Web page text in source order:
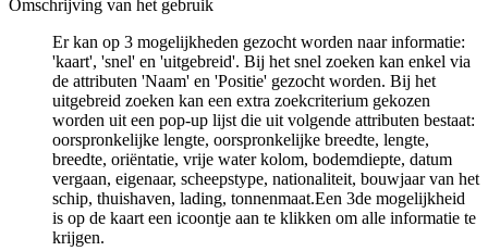
Omschrijving van het gebruik
Er kan op 3 mogelijkheden gezocht worden naar informatie:
'kaart', 'snel' en 'uitgebreid'. Bij het snel zoeken kan enkel via
de attributen 'Naam' en 'Positie' gezocht worden. Bij het
uitgebreid zoeken kan een extra zoekcriterium gekozen
worden uit een pop-up lijst die uit volgende attributen bestaat:
oorspronkelijke lengte, oorspronkelijke breedte, lengte,
breedte, oriëntatie, vrije water kolom, bodemdiepte, datum
vergaan, eigenaar, scheepstype, nationaliteit, bouwjaar van het
schip, thuishaven, lading, tonnenmaat.Een 3de mogelijkheid
is op de kaart een icoontje aan te klikken om alle informatie te
krijgen.